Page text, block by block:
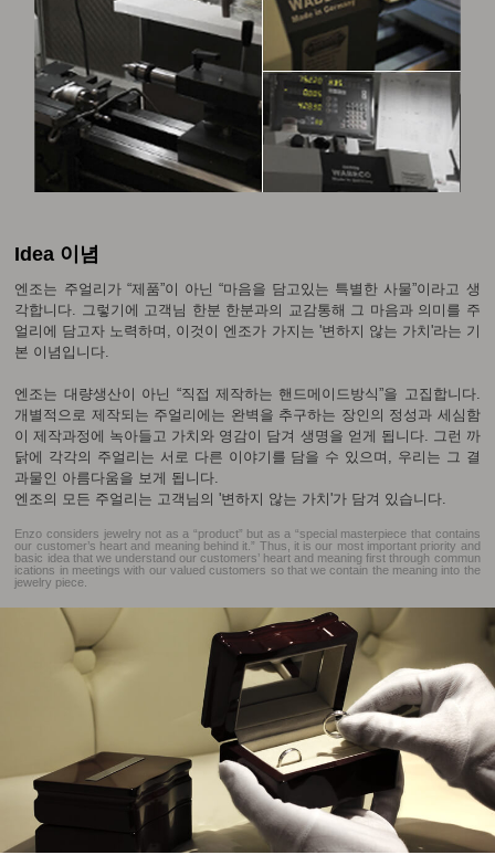
Idea 이념
엔조는 주얼리가 “제품”이 아닌 “마음을 담고있는 특별한 사물”이라고 생
각합니다. 그렇기에 고객님 한분 한분과의 교감통해 그 마음과 의미를 주
얼리에 담고자 노력하며, 이것이 엔조가 가지는 '변하지 않는 가치'라는 기
본 이념입니다.
엔조는 대량생산이 아닌 “직접 제작하는 핸드메이드방식”을 고집합니다.
개별적으로 제작되는 주얼리에는 완벽을 추구하는 장인의 정성과 세심함
이 제작과정에 녹아들고 가치와 영감이 담겨 생명을 얻게 됩니다. 그런 까
닭에 각각의 주얼리는 서로 다른 이야기를 담을 수 있으며, 우리는 그 결
과물인 아름다움을 보게 됩니다.
엔조의 모든 주얼리는 고객님의 '변하지 않는 가치'가 담겨 있습니다.
Enzo considers jewelry not as a “product” but as a “special masterpiece that contains
our customer’s heart and meaning behind it.” Thus, it is our most important priority and
basic idea that we understand our customers’ heart and meaning first through commun
ications in meetings with our valued customers so that we contain the meaning into the
jewelry piece.